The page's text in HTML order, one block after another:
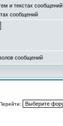
и текстах сообщений
сообщений
сообщений